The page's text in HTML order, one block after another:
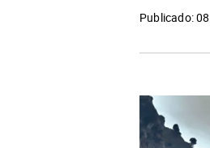
Publicado: